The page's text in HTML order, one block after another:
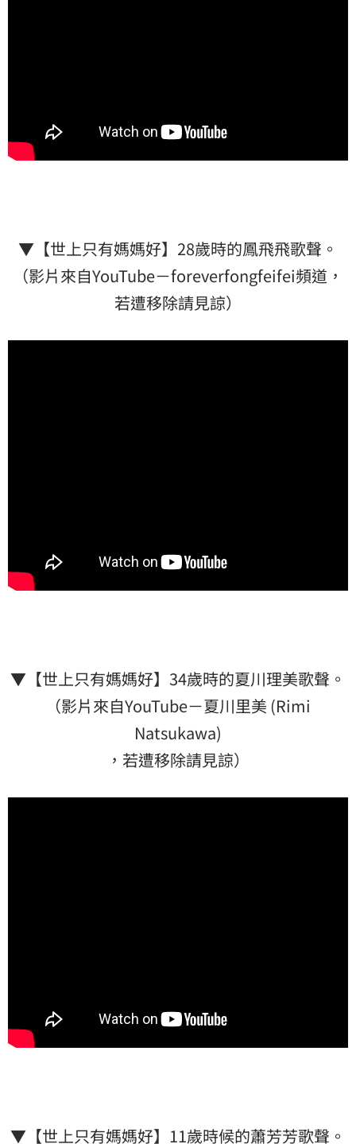
▼【世上只有媽媽好】28歲時的鳳飛飛歌聲。
（影片來自YouTube－foreverfongfeifei頻道，
若遭移除請見諒）
▼【世上只有媽媽好】34歲時的夏川理美歌聲。
（影片來自YouTube－夏川里美 (Rimi
Natsukawa)
，若遭移除請見諒）
▼【世上只有媽媽好】11歲時候的蕭芳芳歌聲。